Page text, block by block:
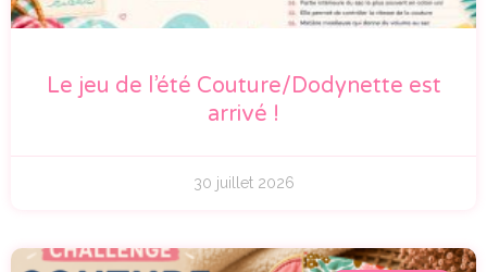
Le jeu de l’été Couture/Dodynette est
arrivé !
30 juillet 2026